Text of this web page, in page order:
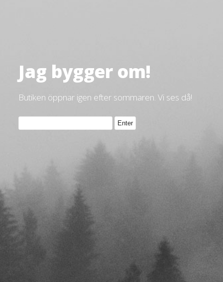
Jag bygger om!
Butiken öppnar igen efter sommaren. Vi ses då!